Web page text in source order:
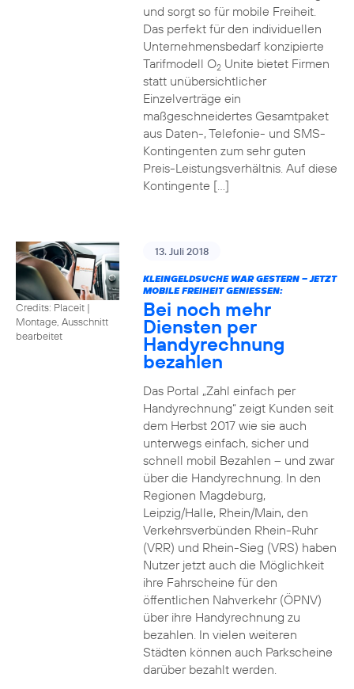
und sorgt so für mobile Freiheit.
Das perfekt für den individuellen
Unternehmensbedarf konzipierte
Tarifmodell O2Unite bietet Firmen
statt unübersichtlicher
Einzelverträge ein
maßgeschneidertes Gesamtpaket
aus Daten-, Telefonie- und SMS-
Kontingenten zum sehr guten
Preis-Leistungsverhältnis. Auf diese
Kontingente […]
Credits: Placeit |
Montage, Ausschnitt
bearbeitet
13. Juli 2018
KLEINGELDSUCHE WAR GESTERN – JETZT
MOBILE FREIHEIT GENIESSEN:
Bei noch mehr
Diensten per
Handyrechnung
bezahlen
Das Portal „Zahl einfach per
Handyrechnung“ zeigt Kunden seit
dem Herbst 2017 wie sie auch
unterwegs einfach, sicher und
schnell mobil Bezahlen – und zwar
über die Handyrechnung. In den
Regionen Magdeburg,
Leipzig/Halle, Rhein/Main, den
Verkehrsverbünden Rhein-Ruhr
(VRR) und Rhein-Sieg (VRS) haben
Nutzer jetzt auch die Möglichkeit
ihre Fahrscheine für den
öffentlichen Nahverkehr (ÖPNV)
über ihre Handyrechnung zu
bezahlen. In vielen weiteren
Städten können auch Parkscheine
darüber bezahlt werden.